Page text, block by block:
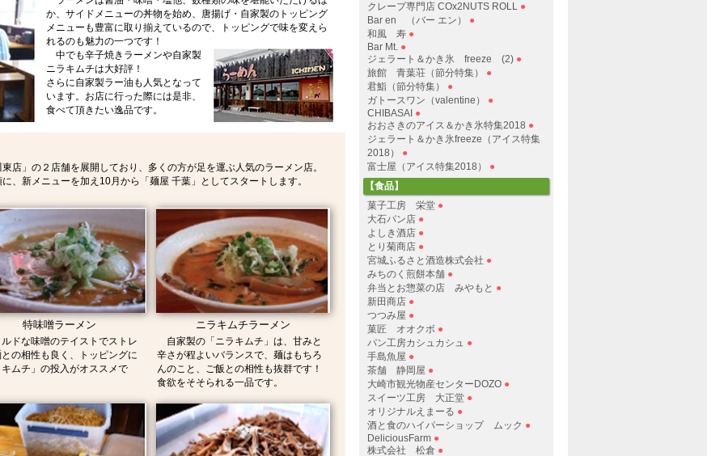
クレープ専門店 COx2NUTS ROLL ●
Bar en （バー エン）
●
和風 寿 ●
Bar Mt. ●
ジェラート＆かき氷 freeze (2) ●
旅館 青葉荘（節分特集）
●
君鮨（節分特集）
●
ガトースワン（valentine）
●
CHIBASAI ●
おおさきのアイス＆かき氷特集2018 ●
ジェラート＆かき氷freeze（アイス特集
2018）
●
富士屋（アイス特集2018）
●
【食品】
菓子工房 栄堂 ●
大石パン店 ●
よしき酒店 ●
とり菊商店 ●
宮城ふるさと酒造株式会社 ●
みちのく煎餅本舗 ●
弁当とお惣菜の店 みやもと ●
新田商店 ●
つつみ屋 ●
菓匠 オオクボ ●
パン工房カシュカシュ ●
手島魚屋 ●
茶舗 静岡屋 ●
大崎市観光物産センターDOZO ●
スイーツ工房 大正堂 ●
オリジナルえまーる ●
酒と食のハイパーショップ ムック ●
DeliciousFarm ●
株式会社 松倉 ●